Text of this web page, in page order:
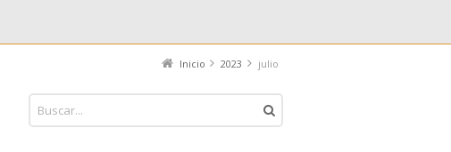
Inicio 2023 julio